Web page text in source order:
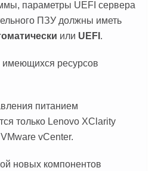
параметры UEFI сервера
ПЗУ должны иметь
или UEFI .
ресурсов
питанием
только Lenovo XClarity
vCenter.
новых компонентов